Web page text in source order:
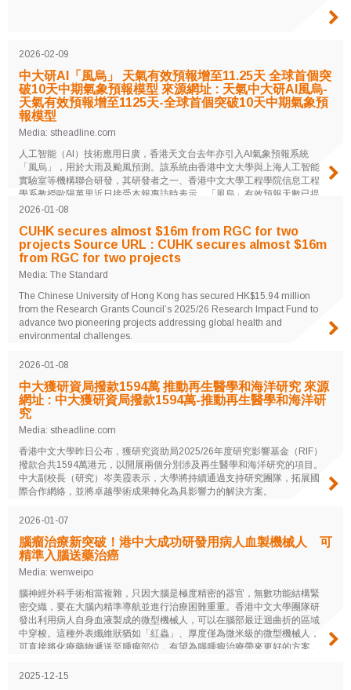
2026-02-09
中大研AI「風烏」 天氣有效預報增至11.25天 全球首個突
破10天中期氣象預報模型 來源網址 : 天氣中大研AI風烏-
天氣有效預報增至1125天-全球首個突破10天中期氣象預
報模型
Media: stheadline.com
人工智能（AI）技術應用日廣，香港天文台去年亦引入AI氣象預報系統
「風烏」，用於大雨及颱風預測。該系統由香港中文大學與上海人工智能
實驗室等機構聯合研發，其研發者之一、香港中文大學工程學院信息工程
學系教授歐陽萬里近日接受本報專訪時表示，「風烏」有效預報天數已提
升至11.25天，是全球首個突破10天的中期氣象預報模型......
2026-01-08
CUHK secures almost $16m from RGC for two
projects Source URL : CUHK secures almost $16m
from RGC for two projects
Media: The Standard
The Chinese University of Hong Kong has secured HK$15.94 million
from the Research Grants Council’s 2025/26 Research Impact Fund to
advance two pioneering projects addressing global health and
environmental challenges.
2026-01-08
中大獲研資局撥款1594萬 推動再生醫學和海洋研究 來源
網址 : 中大獲研資局撥款1594萬-推動再生醫學和海洋研
究
Media: stheadline.com
香港中文大學昨日公布，獲研究資助局2025/26年度研究影響基金（RIF）
撥款合共1594萬港元，以開展兩個分別涉及再生醫學和海洋研究的項目。
中大副校長（研究）岑美霞表示，大學將持續通過支持研究團隊，拓展國
際合作網絡，並將卓越學術成果轉化為具影響力的解決方案。
2026-01-07
腦瘤治療新突破！港中大成功研發用病人血製機械人 可
精準入腦送藥治癌
Media: wenweipo
腦神經外科手術相當複雜，只因大腦是極度精密的器官，無數功能結構緊
密交織，要在大腦內精準導航並進行治療困難重重。香港中文大學團隊研
發出利用病人自身血液製成的微型機械人，可以在腦部最迂迴曲折的區域
中穿梭。這種外表纖維狀猶如「紅蟲」、厚度僅為微米級的微型機械人，
可直接將化療藥物遞送至腫瘤部位，有望為腦腫瘤治療帶來更好的方案。
劃在更複雜的動物模型中進行測試，預計在三至五年內進行人體實驗，期
2025-12-15